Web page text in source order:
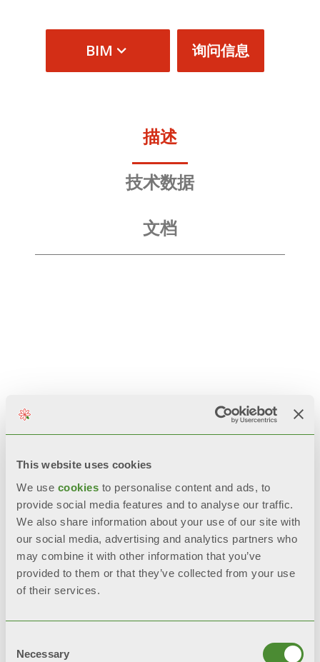
This website uses cookies
We use cookies to personalise content and ads, to
provide social media features and to analyse our traffic.
We also share information about your use of our site with
our social media, advertising and analytics partners who
may combine it with other information that you’ve
provided to them or that they’ve collected from your use
of their services.
Selection
Necessary
询问信息
BIM
描述
技术数据
文档
您可能感兴趣的相
关产品